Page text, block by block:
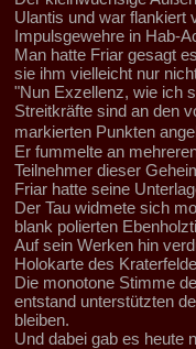
Ulantis und war flankiert
Impulsgewehre in Hab-
Man hatte Friar gesagt
sie ihm vielleicht nur
"Nun Exzellenz, wie ich
Streitkräfte sind an den
markierten Punkten
Er fummelte an
Teilnehmer dieser
Friar hatte seine
Der Tau widmete sich
blank polierten
Auf sein Werken hin
Holokarte des
Die monotone Stimme
entstand unterstützten
bleiben.
Und dabei gab es heute